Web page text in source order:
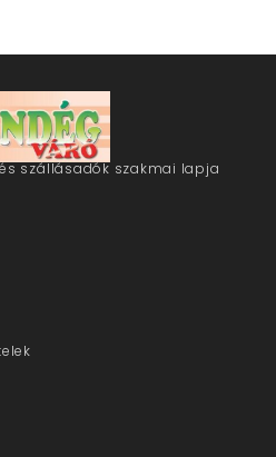
szállásadók szakmai lapja